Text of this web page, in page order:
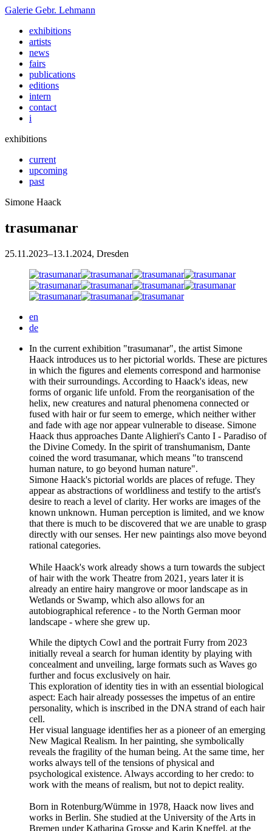
Galerie Gebr. Lehmann
exhibitions
artists
news
fairs
publications
editions
intern
contact
i
exhibitions
current
upcoming
past
Simone Haack
trasumanar
25.11 .2023–13.1 .2024, Dresden
en
de
In the current exhibition "trasumanar", the artist Simone
Haack introduces us to her pictorial worlds. These are pictures
in which the figures and elements correspond and harmonise
with their surroundings. According to Haack's ideas, new
forms of organic life unfold. From the reorganisation of the
helix, new creatures and natural phenomena connected or
fused with hair or fur seem to emerge, which neither wither
and fade with age nor appear vulnerable to disease. Simone
Haack thus approaches Dante Alighieri's Canto I - Paradiso of
the Divine Comedy. In the spirit of transhumanism, Dante
coined the word trasumanar, which means "to transcend
human nature, to go beyond human nature".
Simone Haack's pictorial worlds are places of refuge. They
appear as abstractions of worldliness and testify to the artist's
desire to reach a level of clarity. Her works are images of the
known unknown. Human perception is limited, and we know
that there is much to be discovered that we are unable to grasp
directly with our senses. Her new paintings also move beyond
rational categories.
While Haack's work already shows a turn towards the subject
of hair with the work Theatre from 2021 , years later it is
already an entire hairy mangrove or moor landscape as in
Wetlands or Swamp, which also allows for an
autobiographical reference - to the North German moor
landscape - where she grew up.
While the diptych Cowl and the portrait Furry from 2023
initially reveal a search for human identity by playing with
concealment and unveiling, large formats such as Waves go
further and focus exclusively on hair.
This exploration of identity ties in with an essential biological
aspect: Each hair already possesses the impetus of an entire
personality, which is inscribed in the DNA strand of each hair
cell.
Her visual language identifies her as a pioneer of an emerging
New Magical Realism. In her painting, she symbolically
reveals the fragility of the human being. At the same time, her
works always tell of the tensions of physical and
psychological existence. Always according to her credo: to
work with the means of realism, but not to depict reality.
Born in Rotenburg/Wümme in 1978, Haack now lives and
works in Berlin. She studied at the University of the Arts in
Bremen under Katharina Grosse and Karin Kneffel, at the